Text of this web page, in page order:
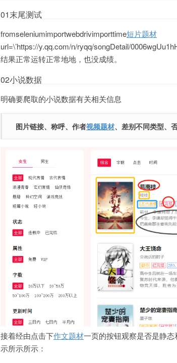
01末尾测试
fromseleniumimportwebdrivimporttime短片题材
url=\’https://y.qq.com/n/ryqq/songDetail/
结果正常运转正常地地，也没成绩。
02小说数据
明确要爬取的小说数据有关相关信息
图片链接、称呼、作者视频题材、差别不同类型、
接着经由点击下作文题材一页的按钮观察是否是静
示所示所示：